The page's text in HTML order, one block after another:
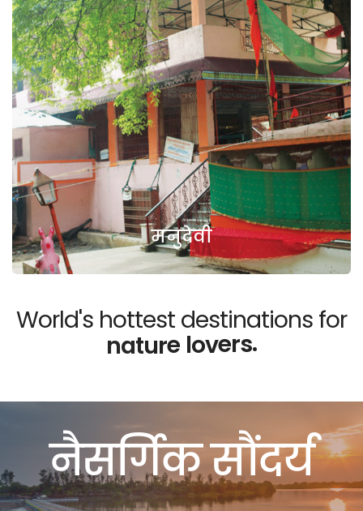
मनुदेवी
World's hottest destinations for
depend enttou
नैसर्गिक सौंदर्य